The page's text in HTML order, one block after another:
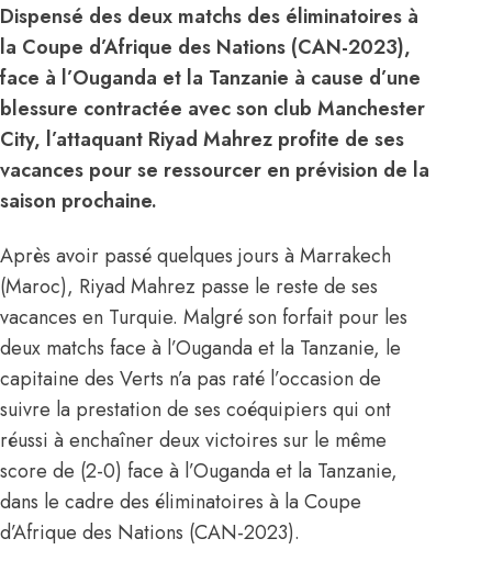
Dispensé des deux matchs des éliminatoires à
la Coupe d’Afrique des Nations (CAN-2023),
face à l’Ouganda et la Tanzanie à cause d’une
blessure contractée avec son club Manchester
City, l’attaquant Riyad Mahrez profite de ses
vacances pour se ressourcer en prévision de la
saison prochaine.
Après avoir passé quelques jours à Marrakech
(Maroc), Riyad Mahrez passe le reste de ses
vacances en Turquie. Malgré son forfait pour les
deux matchs face à l’Ouganda et la Tanzanie, le
capitaine des Verts n’a pas raté l’occasion de
suivre la prestation de ses coéquipiers qui ont
réussi à enchaîner deux victoires sur le même
score de (2-0) face à l’Ouganda et la Tanzanie,
dans le cadre des éliminatoires à la Coupe
d’Afrique des Nations (CAN-2023).